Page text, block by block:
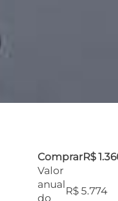
ComprarR$
Valor
anual
do
R$ 5.774